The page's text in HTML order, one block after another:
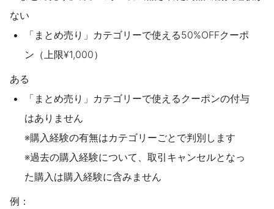
ない
「まとめ売り」カテゴリーで使える50%OFFクーポ
ン（上限¥1,000）
ある
「まとめ売り」カテゴリーで使えるクーポンの付与
はありません
※購入経験の有無はカテゴリーごとで判別します
※過去の購入経験について、取引キャンセルとなっ
た購入は購入経験に含みません
例：